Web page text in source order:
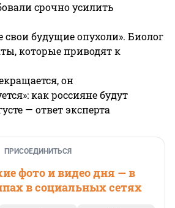
срочно усилить
свои будущие опухоли». Биолог
которые приводят к
он
как россияне будут
— ответ эксперта
ПРИСОЕДИНИТЬСЯ
фото и видео дня — в
в социальных сетях